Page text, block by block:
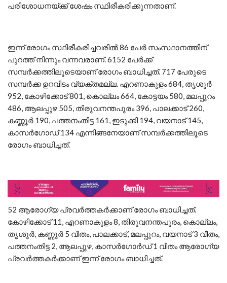
പരിശോധനയ്ക്ക് ശേഷം സ്ഥിരീകരിക്കുന്നതാണ്.
ഇന്ന് രോഗം സ്ഥിരീകരിച്ചവരില്‍ 86 പേര്‍ സംസ്ഥാനത്തിന്
പുറത്ത് നിന്നും വന്നവരാണ്. 6152 പേര്‍ക്ക്
സമ്പര്‍ക്കത്തിലൂടെയാണ് രോഗം ബാധിച്ചത്. 717 പേരുടെ
സമ്പര്‍ക്ക ഉറവിടം വ്യക്തമല്ല. എറണാകുളം 684, തൃശൂര്‍
952, കോഴിക്കോട് 801, കൊല്ലം 664, കോട്ടയം 580, മലപ്പുറം
486, ആലപ്പുഴ 505, തിരുവനന്തപുരം 396, പാലക്കാട് 260,
കണ്ണൂര്‍ 190, പത്തനംതിട്ട 161, ഇടുക്കി 194, വയനാട് 145,
കാസര്‍ഗോഡ് 134 എന്നിങ്ങനേയാണ് സമ്പര്‍ക്കത്തിലൂടെ
രോഗം ബാധിച്ചത്.
52 ആരോഗ്യ പ്രവര്‍ത്തകര്‍ക്കാണ് രോഗം ബാധിച്ചത്.
കോഴിക്കോട് 11, എറണാകുളം 8, തിരുവനന്തപുരം, കൊല്ലം,
തൃശൂര്‍, കണ്ണൂര്‍ 5 വീതം, പാലക്കാട്, മലപ്പുറം, വയനാട് 3 വീതം,
പത്തനംതിട്ട 2, ആലപ്പുഴ, കാസര്‍ഗോര്‍ഡ് 1 വീതം ആരോഗ്യ
പ്രവര്‍ത്തകര്‍ക്കാണ് ഇന്ന് രോഗം ബാധിച്ചത്.